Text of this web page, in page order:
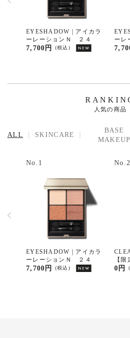
EYESHADOW | アイカラ
ーレーションＮ ２４
(税込)
7,700円
ーレ
人気の商品
ALL SKINCARE
BASE
MAKEUP
No.1
EYESHADOW | アイカラ
ーレーションＮ ２４
(税込)
7,700円
No.2
【
ア
0円